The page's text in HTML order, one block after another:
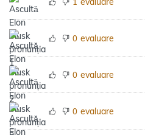
0 evaluare
0 evaluare
0 evaluare